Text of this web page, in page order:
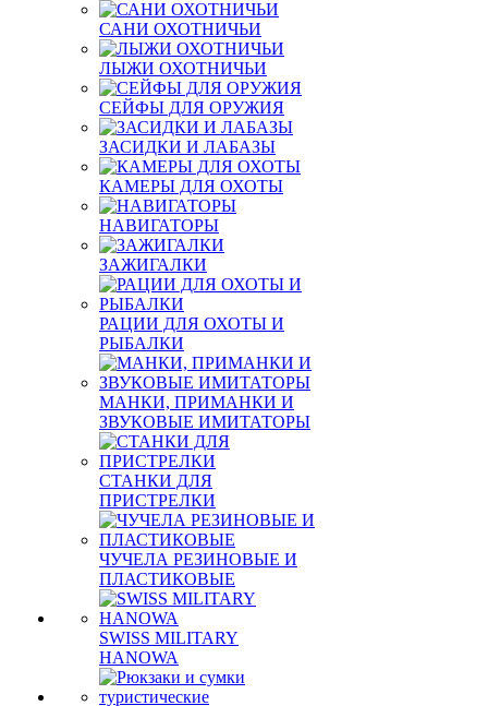
САНИ ОХОТНИЧЬИ
ЛЫЖИ ОХОТНИЧЬИ
СЕЙФЫ ДЛЯ ОРУЖИЯ
ЗАСИДКИ И ЛАБАЗЫ
КАМЕРЫ ДЛЯ ОХОТЫ
НАВИГАТОРЫ
ЗАЖИГАЛКИ
РАЦИИ ДЛЯ ОХОТЫ И
РЫБАЛКИ
МАНКИ, ПРИМАНКИ И
ЗВУКОВЫЕ ИМИТАТОРЫ
СТАНКИ ДЛЯ
ПРИСТРЕЛКИ
ЧУЧЕЛА РЕЗИНОВЫЕ И
ПЛАСТИКОВЫЕ
SWISS MILITARY
HANOWA